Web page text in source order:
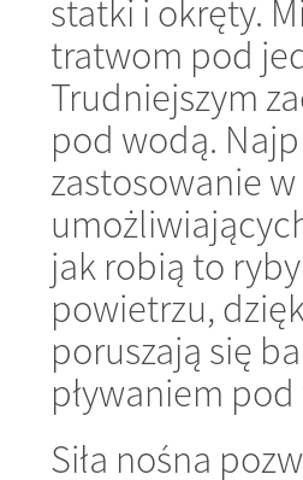
statki i okręty.
tratwom pod
Trudniejszym
pod wodą.
zastosowanie
jak robią to
powietrzu,
poruszają się
pływaniem
Siła nośna